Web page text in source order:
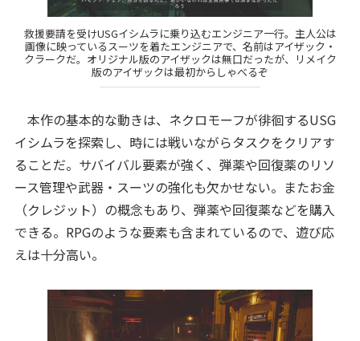
救援要請を受けUSGイシムラに乗り込むエンジニア一行。主人公は
画像に映っているスーツを着たエンジニアで、名前はアイザック・
クラークだ。オリジナル版のアイザックは無口だったが、リメイク
版のアイザックは最初からしゃべるぞ
本作の基本的な動きは、ネクロモーフが徘徊するUSG
イシムラを探索し、時には戦いながらタスクをクリアす
ることだ。サバイバル要素が強く、弾薬や回復薬のリソ
ース管理や武器・スーツの強化も欠かせない。またお金
（クレジット）の概念もあり、弾薬や回復薬などを購入
できる。RPGのような要素も含まれているので、遊び応
えは十分高い。